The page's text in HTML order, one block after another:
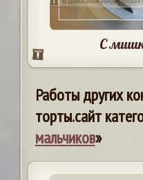
С
Работы других
торты.сайт
мальчиков»